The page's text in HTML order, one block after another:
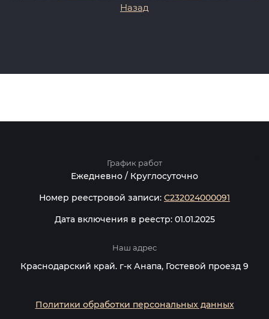
Назад
График работ
Ежедневно / Круглосуточно
Номер реестровой записи: С232024000091
Дата включения в реестр: 01.01.2025
Наш адрес
Краснодарский край. г-к Анапа, Гостевой проезд 9
Политики обработки персональных данных